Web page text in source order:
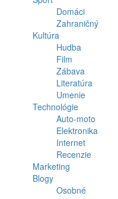
Domáci
Zahraničný
Kultúra
Hudba
Film
Zábava
Literatúra
Umenie
Technológie
Auto-moto
Elektronika
Internet
Recenzie
Marketing
Blogy
Osobné